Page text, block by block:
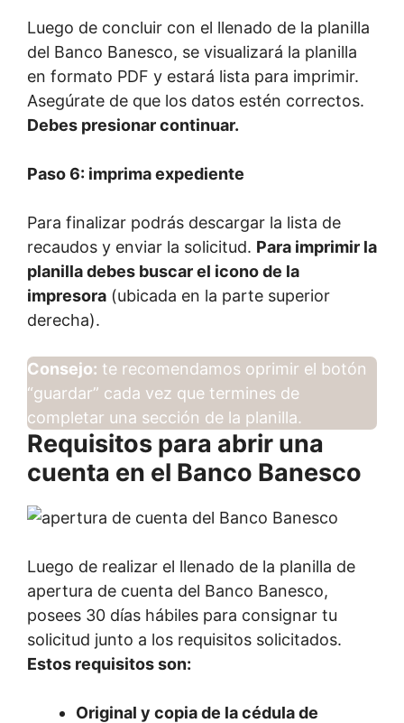
Luego de concluir con el llenado de la planilla
del Banco Banesco, se visualizará la planilla
en formato PDF y estará lista para imprimir.
Asegúrate de que los datos estén correctos.
Debes presionar continuar.
Paso 6: imprima expediente
Para finalizar podrás descargar la lista de
recaudos y enviar la solicitud. Para imprimir la
planilla debes buscar el icono de la
impresora (ubicada en la parte superior
derecha).
Consejo: te recomendamos oprimir el botón
“guardar” cada vez que termines de
completar una sección de la planilla.
Requisitos para abrir una
cuenta en el Banco Banesco
Luego de realizar el llenado de la planilla de
apertura de cuenta del Banco Banesco,
posees 30 días hábiles para consignar tu
solicitud junto a los requisitos solicitados.
Estos requisitos son:
Original y copia de la cédula de